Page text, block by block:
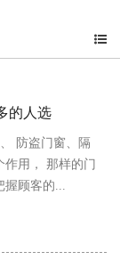
的人选
防盗门窗、隔
作用， 那样的门
握顾客的...